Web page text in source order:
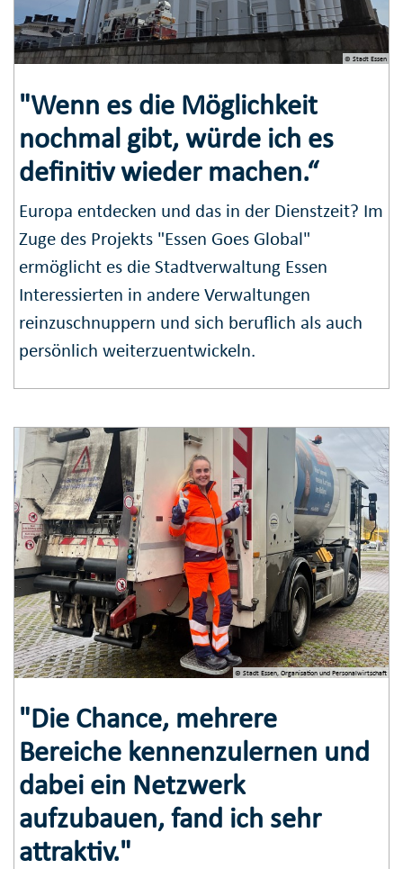
© Stadt Essen
"Wenn es die Möglichkeit
nochmal gibt, würde ich es
definitiv wieder machen.“
Europa entdecken und das in der Dienstzeit? Im
Zuge des Projekts "Essen Goes Global"
ermöglicht es die Stadtverwaltung Essen
Interessierten in andere Verwaltungen
reinzuschnuppern und sich beruflich als auch
persönlich weiterzuentwickeln.
© Stadt Essen, Organisation und Personalwirtschaft
"Die Chance, mehrere
Bereiche kennenzulernen und
dabei ein Netzwerk
aufzubauen, fand ich sehr
attraktiv."